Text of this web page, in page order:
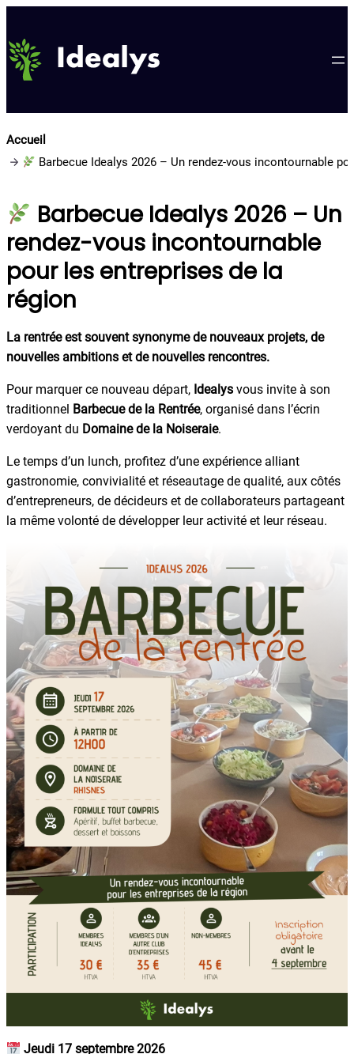
contenu
Accueil
Barbecue Idealys 2026 – Un rendez-vous incontournable
Barbecue Idealys 2026 – Un
rendez-vous incontournable
pour les entreprises de la
région
La rentrée est souvent synonyme de nouveaux projets, de
nouvelles ambitions et de nouvelles rencontres.
Pour marquer ce nouveau départ, Idealys vous invite à son
traditionnel Barbecue de la Rentrée, organisé dans l’écrin
verdoyant du Domaine de la Noiseraie.
Le temps d’un lunch, profitez d’une expérience alliant
gastronomie, convivialité et réseautage de qualité, aux côtés
d’entrepreneurs, de décideurs et de collaborateurs partageant
la même volonté de développer leur activité et leur réseau.
Jeudi 17 septembre 2026